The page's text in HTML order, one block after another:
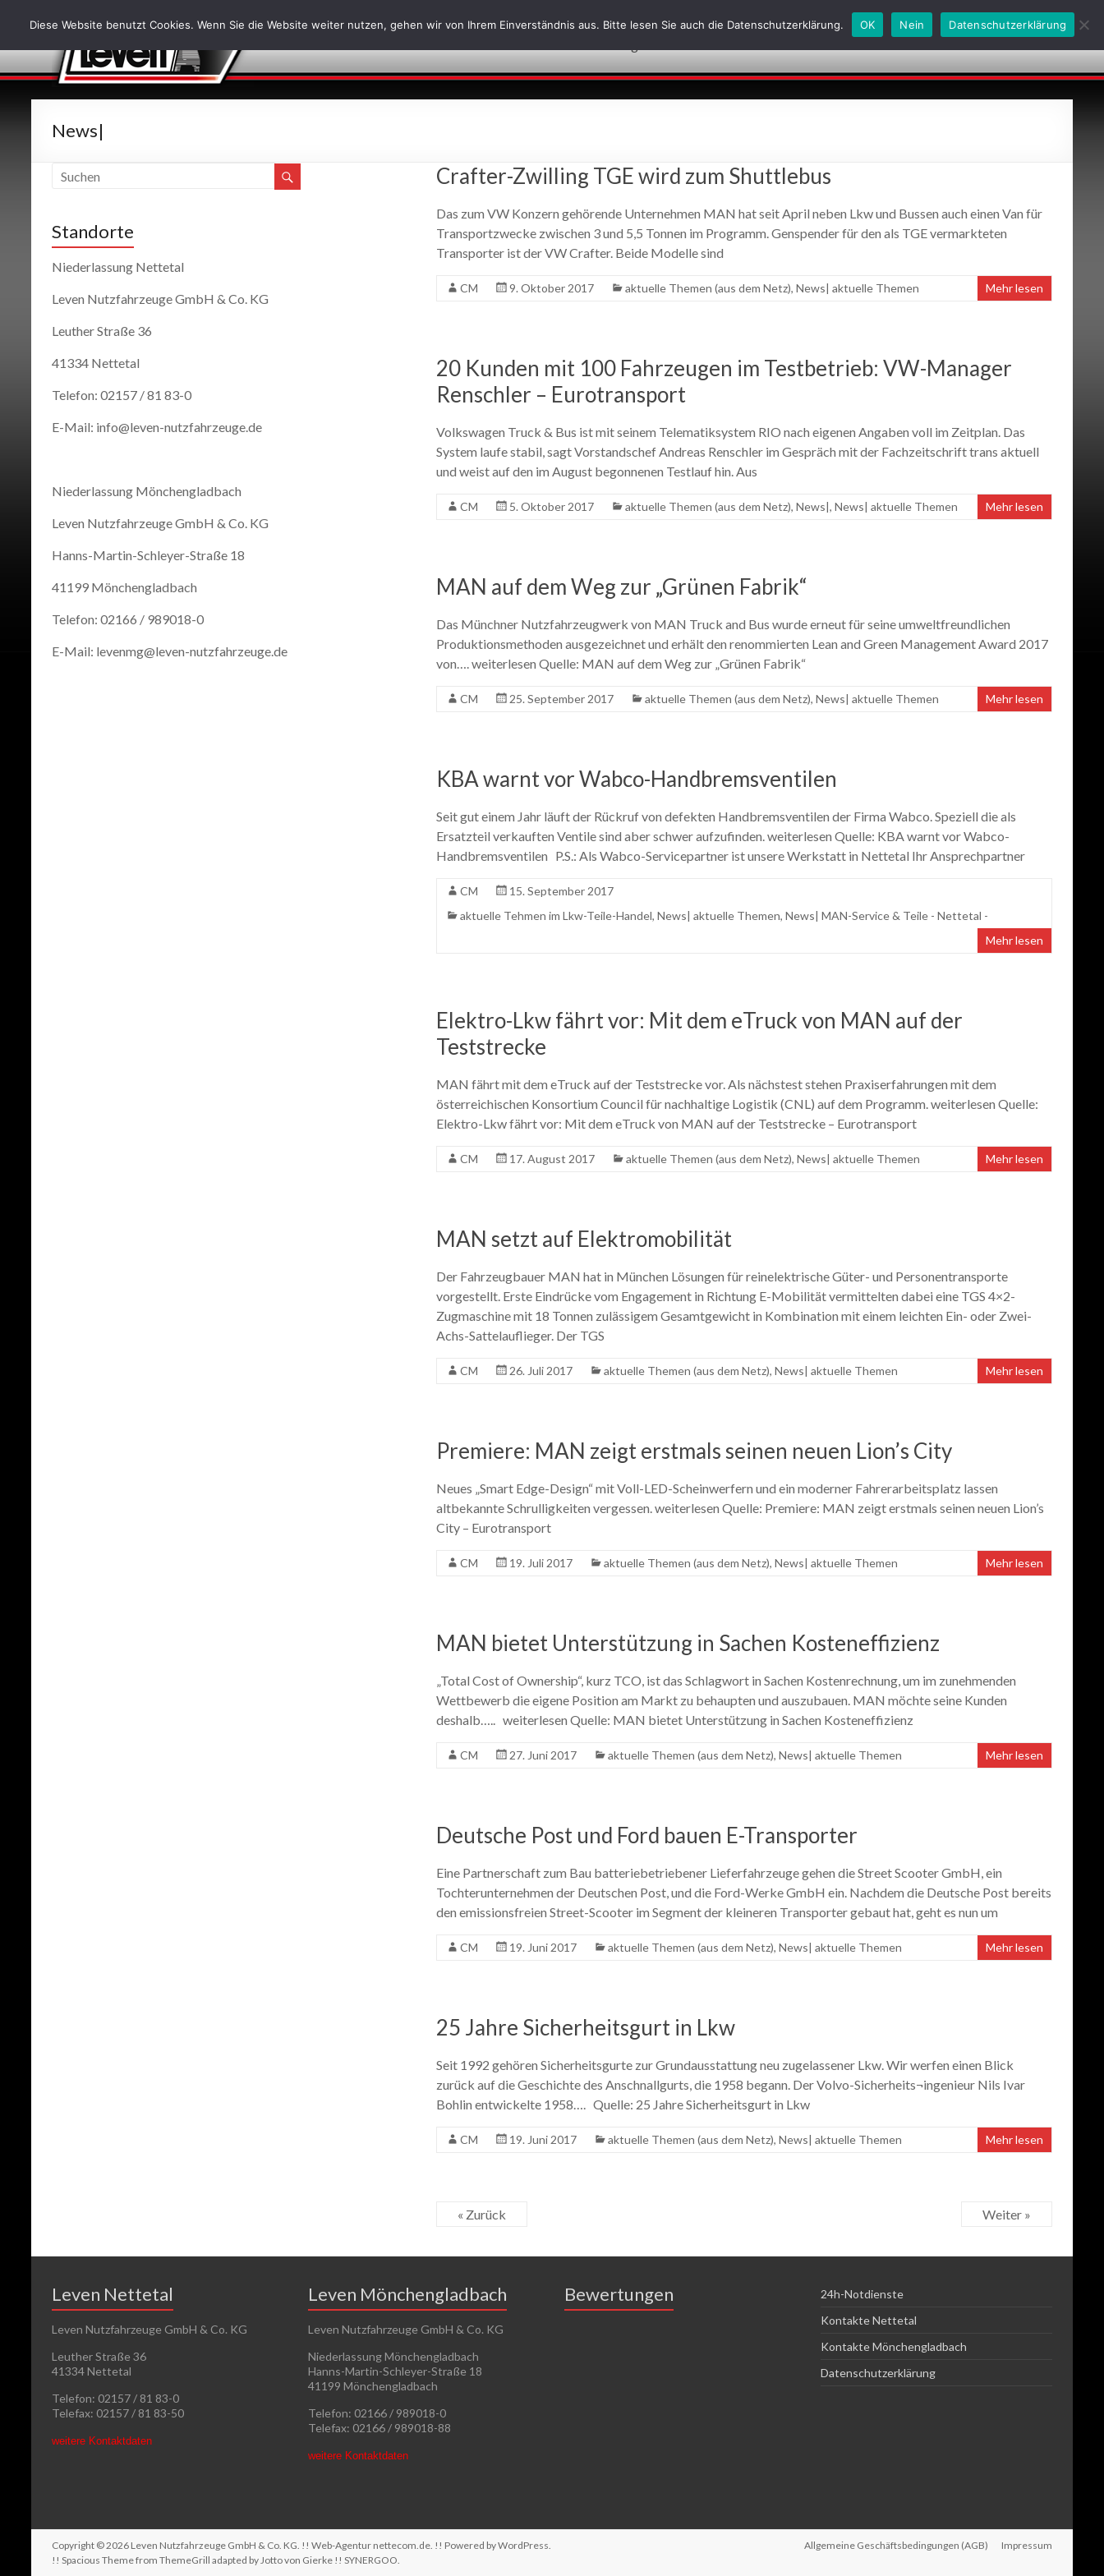
News|
Crafter-Zwilling TGE wird zum Shuttlebus
Das zum VW Konzern gehörende Unternehmen MAN hat seit April neben Lkw und Bussen auch einen Van für
Transportzwecke zwischen 3 und 5,5 Tonnen im Programm. Genspender für den als TGE vermarkteten
Transporter ist der VW Crafter. Beide Modelle sind
CM 9. Oktober 2017 aktuelle Themen (aus dem Netz), News| aktuelle Themen Mehr lesen
20 Kunden mit 100 Fahrzeugen im Testbetrieb: VW-Manager
Renschler – Eurotransport
Volkswagen Truck & Bus ist mit seinem Telematiksystem RIO nach eigenen Angaben voll im Zeitplan. Das
System laufe stabil, sagt Vorstandschef Andreas Renschler im Gespräch mit der Fachzeitschrift trans aktuell
und weist auf den im August begonnenen Testlauf hin. Aus
CM 5. Oktober 2017 aktuelle Themen (aus dem Netz), News|, News| aktuelle Themen Mehr lesen
MAN auf dem Weg zur „Grünen Fabrik“
Das Münchner Nutzfahrzeugwerk von MAN Truck and Bus wurde erneut für seine umweltfreundlichen
Produktionsmethoden ausgezeichnet und erhält den renommierten Lean and Green Management Award 2017
von…. weiterlesen Quelle: MAN auf dem Weg zur „Grünen Fabrik“
CM 25. September 2017 aktuelle Themen (aus dem Netz), News| aktuelle Themen Mehr lesen
KBA warnt vor Wabco-Handbremsventilen
Seit gut einem Jahr läuft der Rückruf von defekten Handbremsventilen der Firma Wabco. Speziell die als
Ersatzteil verkauften Ventile sind aber schwer aufzufinden. weiterlesen Quelle: KBA warnt vor Wabco-
Handbremsventilen P.S.: Als Wabco-Servicepartner ist unsere Werkstatt in Nettetal Ihr Ansprechpartner
CM
15. September 2017
aktuelle Tehmen im Lkw-Teile-Handel, News| aktuelle Themen, News| MAN-Service & Teile - Nettetal -
Mehr lesen
Elektro-Lkw fährt vor: Mit dem eTruck von MAN auf der
Teststrecke
MAN fährt mit dem eTruck auf der Teststrecke vor. Als nächstest stehen Praxiserfahrungen mit dem
österreichischen Konsortium Council für nachhaltige Logistik (CNL) auf dem Programm. weiterlesen Quelle:
Elektro-Lkw fährt vor: Mit dem eTruck von MAN auf der Teststrecke – Eurotransport
CM 17. August 2017 aktuelle Themen (aus dem Netz), News| aktuelle Themen Mehr lesen
MAN setzt auf Elektromobilität
Der Fahrzeugbauer MAN hat in München Lösungen für reinelektrische Güter- und Personentransporte
vorgestellt. Erste Eindrücke vom Engagement in Richtung E-Mobilität vermittelten dabei eine TGS 4×2-
Zugmaschine mit 18 Tonnen zulässigem Gesamtgewicht in Kombination mit einem leichten Ein- oder Zwei-
Achs-Sattelauflieger. Der TGS
CM 26. Juli 2017 aktuelle Themen (aus dem Netz), News| aktuelle Themen Mehr lesen
Premiere: MAN zeigt erstmals seinen neuen Lion’s City
Neues „Smart Edge-Design“ mit Voll-LED-Scheinwerfern und ein moderner Fahrerarbeitsplatz lassen
altbekannte Schrulligkeiten vergessen. weiterlesen Quelle: Premiere: MAN zeigt erstmals seinen neuen Lion’s
City – Eurotransport
CM 19. Juli 2017 aktuelle Themen (aus dem Netz), News| aktuelle Themen Mehr lesen
MAN bietet Unterstützung in Sachen Kosteneffizienz
„Total Cost of Ownership“, kurz TCO, ist das Schlagwort in Sachen Kostenrechnung, um im zunehmenden
Wettbewerb die eigene Position am Markt zu behaupten und auszubauen. MAN möchte seine Kunden
deshalb….. weiterlesen Quelle: MAN bietet Unterstützung in Sachen Kosteneffizienz
CM 27. Juni 2017 aktuelle Themen (aus dem Netz), News| aktuelle Themen Mehr lesen
Deutsche Post und Ford bauen E-Transporter
Eine Partnerschaft zum Bau batteriebetriebener Lieferfahrzeuge gehen die Street Scooter GmbH, ein
Tochterunternehmen der Deutschen Post, und die Ford-Werke GmbH ein. Nachdem die Deutsche Post bereits
den emissionsfreien Street-Scooter im Segment der kleineren Transporter gebaut hat, geht es nun um
CM 19. Juni 2017 aktuelle Themen (aus dem Netz), News| aktuelle Themen Mehr lesen
25 Jahre Sicherheitsgurt in Lkw
Seit 1992 gehören Sicherheitsgurte zur Grundausstattung neu zugelassener Lkw. Wir werfen einen Blick
zurück auf die Geschichte des Anschnallgurts, die 1958 begann. Der Volvo-Sicherheits¬ingenieur Nils Ivar
Bohlin entwickelte 1958…. Quelle: 25 Jahre Sicherheitsgurt in Lkw
CM 19. Juni 2017 aktuelle Themen (aus dem Netz), News| aktuelle Themen Mehr lesen
« Zurück Weiter »
Standorte
Niederlassung Nettetal
Leven Nutzfahrzeuge GmbH & Co. KG
Leuther Straße 36
41334 Nettetal
Telefon: 02157 / 81 83-0
E-Mail: info@leven-nutzfahrzeuge.de
Niederlassung Mönchengladbach
Leven Nutzfahrzeuge GmbH & Co. KG
Hanns-Martin-Schleyer-Straße 18
41199 Mönchengladbach
Telefon: 02166 / 989018-0
E-Mail: levenmg@leven-nutzfahrzeuge.de
Leven Nettetal
Leven Nutzfahrzeuge GmbH & Co. KG
Leuther Straße 36
41334 Nettetal
Telefon: 02157 / 81 83-0
Telefax: 02157 / 81 83-50
weitere Kontaktdaten
Leven Mönchengladbach
Leven Nutzfahrzeuge GmbH & Co. KG
Niederlassung Mönchengladbach
Hanns-Martin-Schleyer-Straße 18
41199 Mönchengladbach
Telefon: 02166 / 989018-0
Telefax: 02166 / 989018-88
weitere Kontaktdaten
Bewertungen
24h-Notdienste
Kontakte Nettetal
Kontakte Mönchengladbach
Datenschutzerklärung
Copyright © 2026 Leven Nutzfahrzeuge GmbH & Co. KG. !! Web-Agentur nettecom.de. !! Powered byWordPress.
!! Spacious Theme from ThemeGrill adapted by Jotto von Gierke !! SYNERGOO.
Allgemeine Geschäftsbedingungen (AGB) Impressum
Diese Website benutzt Cookies. Wenn Sie die Website weiter nutzen, gehen wir von Ihrem Einverständnis aus. Bitte lesen Sie auch die Datenschutzerklärung. OK Nein Datenschutzerklärung